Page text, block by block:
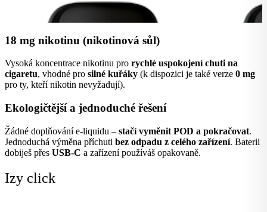
18 mg nikotinu (nikotinová sůl)
Vysoká koncentrace nikotinu pro rychlé uspokojení chuti na
cigaretu, vhodné pro silné kuřáky (k dispozici je také verze 0 mg
pro ty, kteří nikotin nevyžadují).
Ekologičtější a jednoduché řešení
Žádné doplňování e-liquidu – stačí vyměnit POD a pokračovat.
Jednoduchá výměna příchuti bez odpadu z celého zařízení. Baterii
dobiješ přes USB-C a zařízení používáš opakovaně.
Izy click